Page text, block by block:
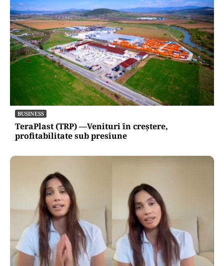
BUSINESS
TeraPlast (TRP) —Venituri în creștere,
profitabilitate sub presiune